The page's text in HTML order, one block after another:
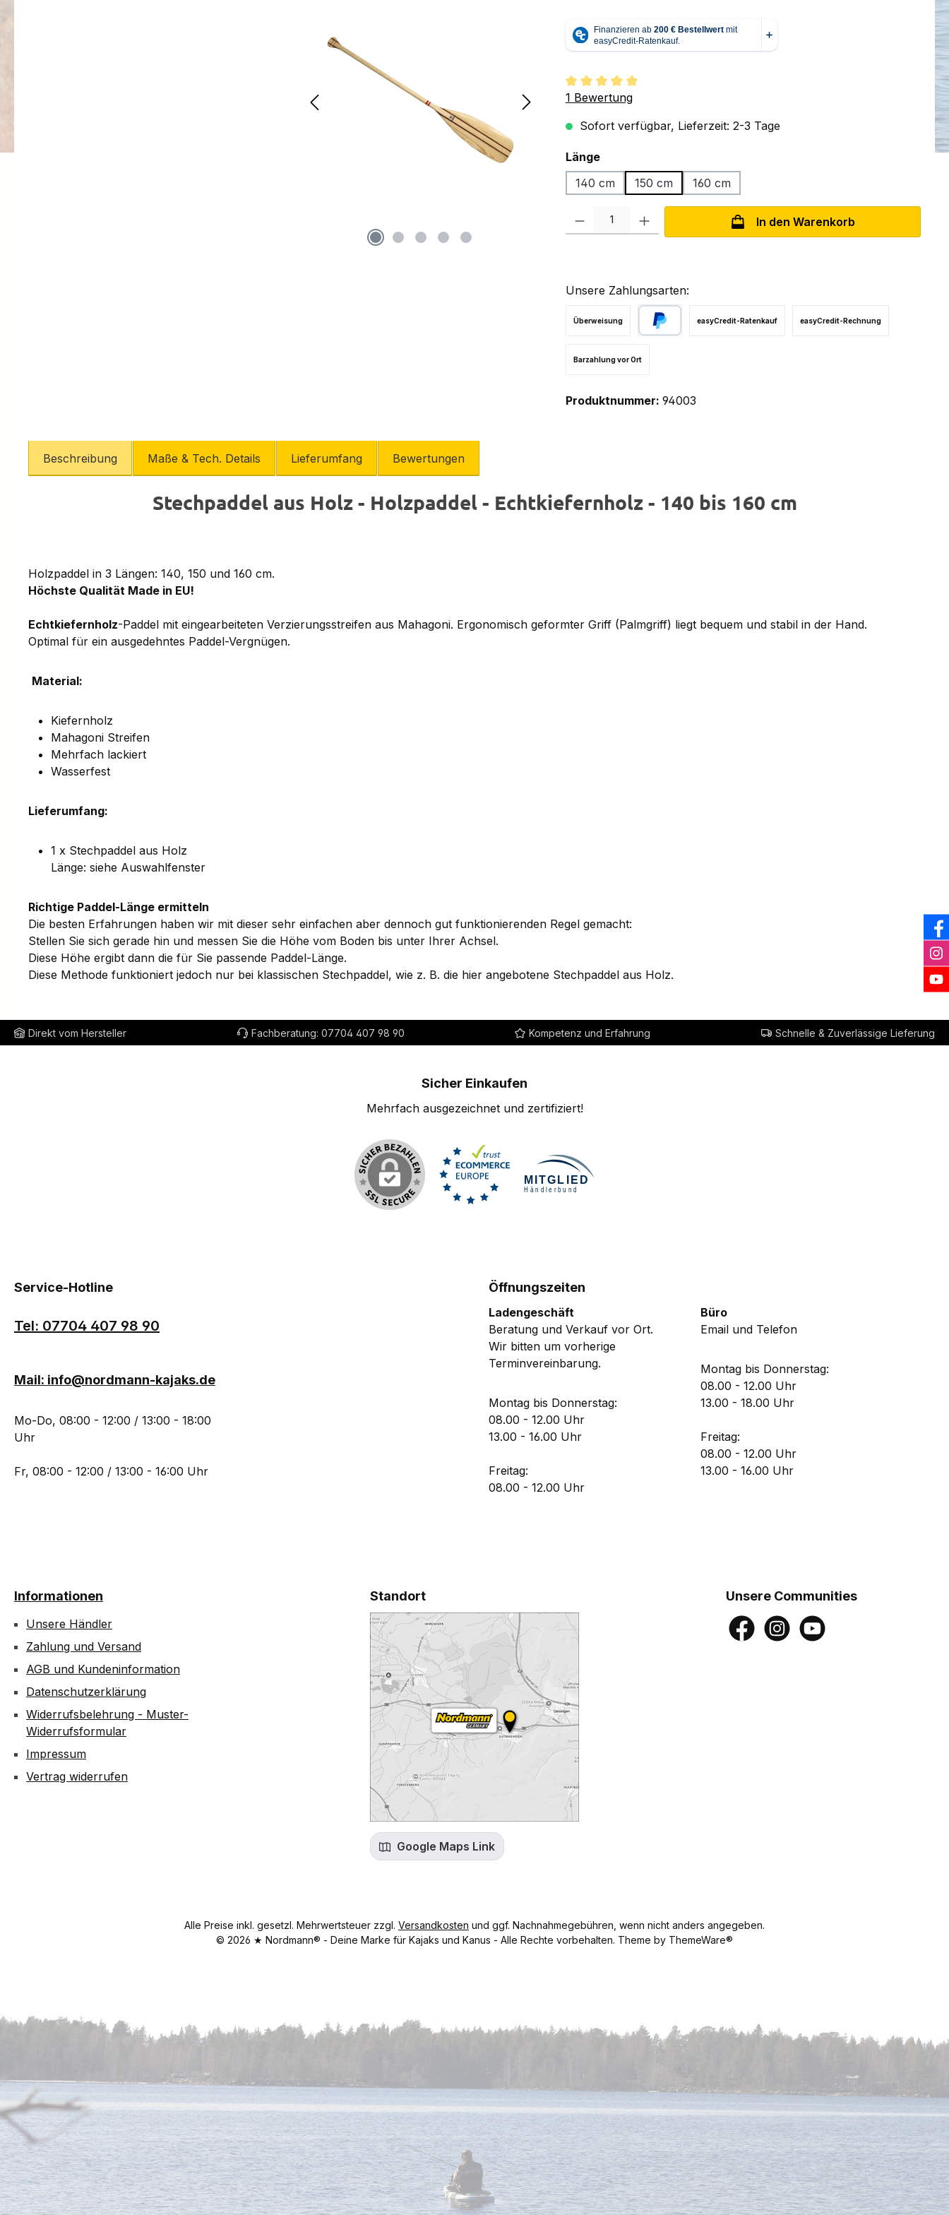
Durchschnittliche Bewertung von 5 von 5 Sternen
1 Bewertung
Sofort verfügbar, Lieferzeit: 2-3 Tage
Längeauswählen
140 cm
150 cm 160 cm
Produkt Anzahl: Gib den gewünschten Wert ein oder benutze die Schaltflächen
In den Warenkorb
Unsere Zahlungsarten:
Überweisung easyCredit-Ratenkauf easyCredit-Rechnung
Barzahlung vor Ort
Produktnummer: 94003
Beschreibung Maße & Tech. Details Lieferumfang Bewertungen
Stechpaddel aus Holz - Holzpaddel - Echtkiefernholz - 140 bis 160 cm
Holzpaddel in 3 Längen: 140, 150 und 160 cm.
Höchste Qualität Made in EU!
Echtkiefernholz-Paddel mit eingearbeiteten Verzierungsstreifen aus Mahagoni. Ergonomisch geformter Griff (Palmgriff) liegt bequem und stabil in der Hand.
Optimal für ein ausgedehntes Paddel-Vergnügen.
Material:
Kiefernholz
Mahagoni Streifen
Mehrfach lackiert
Wasserfest
Lieferumfang:
1 x Stechpaddel aus Holz
Länge: siehe Auswahlfenster
Richtige Paddel-Länge ermitteln
Die besten Erfahrungen haben wir mit dieser sehr einfachen aber dennoch gut funktionierenden Regel gemacht:
Stellen Sie sich gerade hin und messen Sie die Höhe vom Boden bis unter Ihrer Achsel.
Diese Höhe ergibt dann die für Sie passende Paddel-Länge.
Diese Methode funktioniert jedoch nur bei klassischen Stechpaddel, wie z. B. die hier angebotene Stechpaddel aus Holz.
Direkt vom Hersteller Fachberatung: 07704 407 98 90 Kompetenz und Erfahrung Schnelle & Zuverlässige Lieferung
Sicher Einkaufen
Mehrfach ausgezeichnet und zertifiziert!
Service-Hotline
Tel: 07704 407 98 90
Mail: info@nordmann-kajaks.de
Mo-Do, 08:00 - 12:00 / 13:00 - 18:00
Uhr
Fr, 08:00 - 12:00 / 13:00 - 16:00 Uhr
Öffnungszeiten
Ladengeschäft
Beratung und Verkauf vor Ort.
Wir bitten um vorherige
Terminvereinbarung.
Montag bis Donnerstag:
08.00 - 12.00 Uhr
13.00 - 16.00 Uhr
Freitag:
08.00 - 12.00 Uhr
Büro
Email und Telefon
Montag bis Donnerstag:
08.00 - 12.00 Uhr
13.00 - 18.00 Uhr
Freitag:
08.00 - 12.00 Uhr
13.00 - 16.00 Uhr
Informationen
Unsere Händler
Zahlung und Versand
AGB und Kundeninformation
Datenschutzerklärung
Widerrufsbelehrung - Muster-
Widerrufsformular
Impressum
Vertrag widerrufen
Standort
Google Maps Link
Unsere Communities
FacebookInstagramYouTube
Alle Preise inkl. gesetzl. Mehrwertsteuer zzgl. Versandkosten und ggf. Nachnahmegebühren, wenn nicht anders angegeben.
© 2026 ★ Nordmann® - Deine Marke für Kajaks und Kanus - Alle Rechte vorbehalten. Theme by ThemeWare®